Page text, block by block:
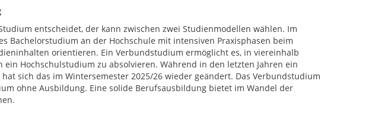
entscheidet, der kann zwischen zwei Studienmodellen wählen. Im
Bachelorstudium an der Hochschule mit intensiven Praxisphasen beim
orientieren. Ein Verbundstudium ermöglicht es, in viereinhalb
ein Hochschulstudium zu absolvieren. Während in den letzten Jahren ein
sich das im Wintersemester 2025/26 wieder geändert. Das Verbundstudium
ohne Ausbildung. Eine solide Berufsausbildung bietet im Wandel der